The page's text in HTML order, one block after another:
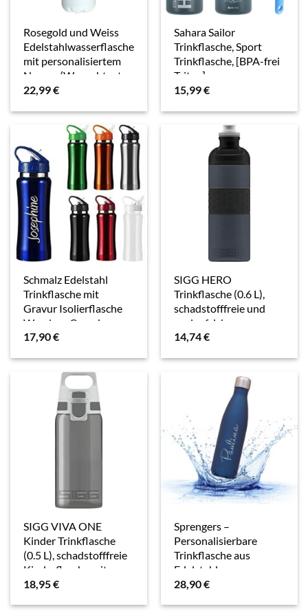
Rosegold und Weiss
Edelstahlwasserflasche
mit personalisiertem
Namen (Wunschtext
Rose Gold & Weiß)
22,99€
Sahara Sailor
Trinkflasche, Sport
Trinkflasche, [BPA-frei
Tritan]
1L/500ML/750ML
Sportflasche für
Fahrrad,…
15,99€
Schmalz Edelstahl
Trinkflasche mit
Gravur Isolierflasche
Wandern Camping
Outdoor graviert
17,90€
SIGG HERO
Trinkflasche (0.6 L),
schadstofffreie und
auslaufsichere
Trinkflasche, leichte
14,74€
SIGG VIVA ONE
Kinder Trinkflasche
(0.5 L), schadstofffreie
Kinderflasche mit
auslaufsicherem
18,95€
Sprengers –
Personalisierbare
Trinkflasche aus
Edelstahl –
auslaufsichere &
28,90€